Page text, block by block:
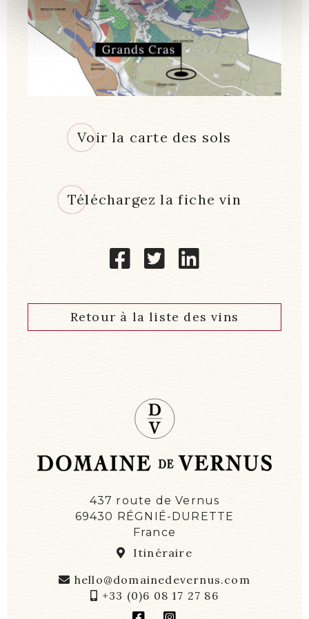
Voir la carte des sols
Téléchargez la fiche vin
Retour à la liste des vins
437 route de Vernus
69430 RÉGNIÉ-DURETTE
France
Itinéraire
hello@domainedevernus.com
+33 (0)6 08 17 27 86